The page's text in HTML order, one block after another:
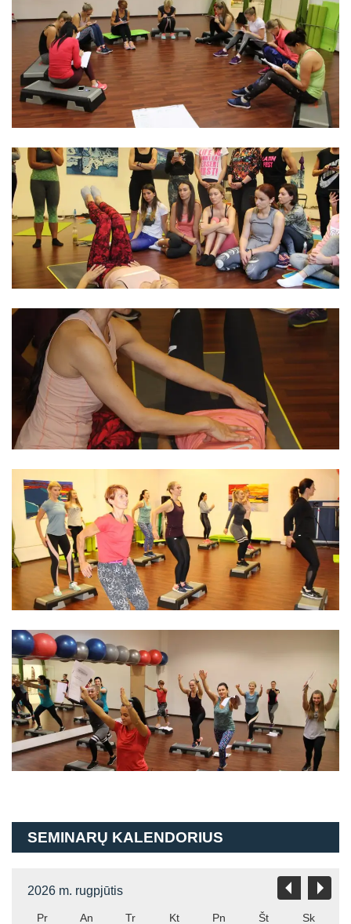
SEMINARŲ KALENDORIUS
2026 m. rugpjūtis
Pr An Tr Kt Pn Št Sk